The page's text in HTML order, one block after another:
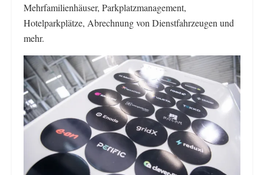
Mehrfamilienhäuser, Parkplatzmanagement,
Hotelparkplätze, Abrechnung von Dienstfahrzeugen und
mehr.